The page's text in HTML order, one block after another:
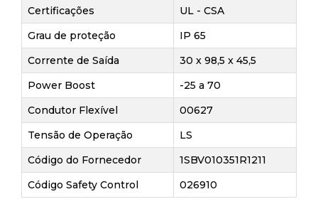
Certificações
UL - CSA
Grau de proteção
IP 65
Corrente de Saída
30 x 98,5 x 45,5
Power Boost
-25 a 70
Condutor Flexível
00627
Tensão de Operação
LS
Código do Fornecedor
1SBV010351R1211
Código Safety Control
026910